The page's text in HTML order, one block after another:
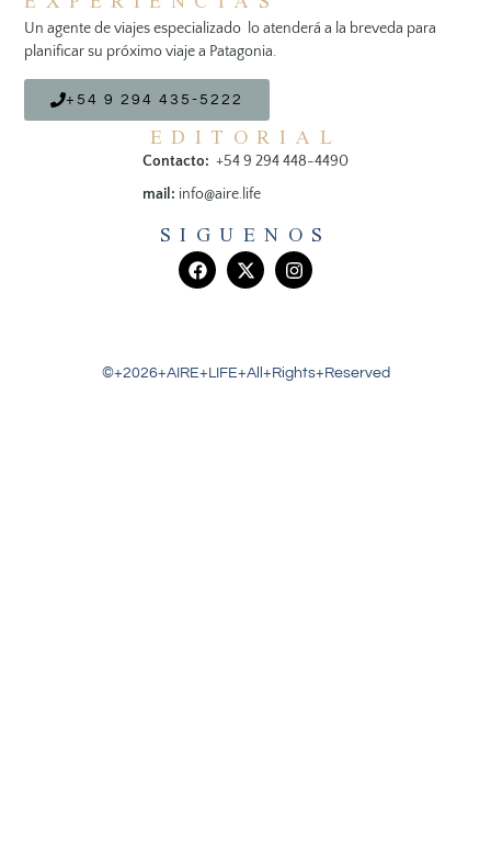
Un agente de viajes especializado lo atenderá a la breveda para
planificar su próximo viaje a Patagonia.
+54 9 294 435-5222
EDITORIAL
Contacto: +54 9 294 448-4490
mail: info@aire.life
SIGUENOS
©+2026+AIRE+LIFE+All+Rights+Reserved